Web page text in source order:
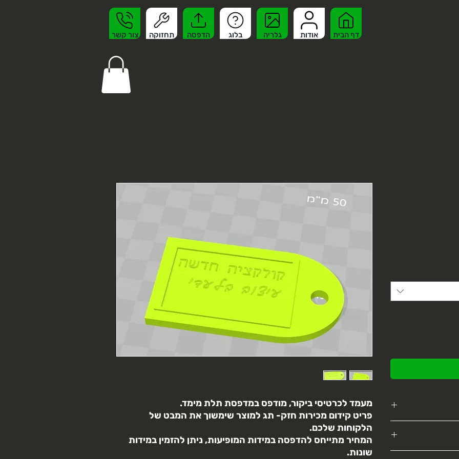
צור קשר תחזוקה הדפסה בלוג גלריה אודות דף הבית
מעמד לכרטיסי ביקור, מודפס במדפסת תלת מימד.
פריט קידום מכירות חזק- תג למוצר שימשוך את המבט של
הלקוחות שלכם.
המחיר מתייחס להדפסה במידות המופיעות, ניתן להזמין במידות
שונות.